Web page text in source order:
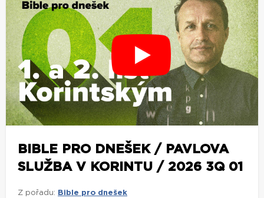
BIBLE PRO DNEŠEK / PAVLOVA
SLUŽBA V KORINTU / 2026 3Q 01
Z pořadu: Bible pro dnešek